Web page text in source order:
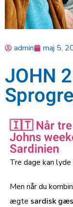
admin maj 5,
JOHN
🇮🇹 Når tre
Johns
Sardinien
Tre dage kan
Men når du
ægte sardisk